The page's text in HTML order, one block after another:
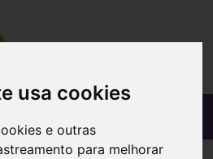
usa cookies
e outras
para melhorar